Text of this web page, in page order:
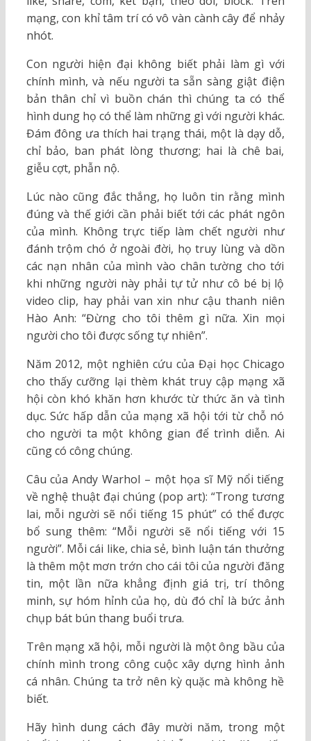
mạng, con khỉ tâm trí có vô vàn cành cây để nhảy
nhót.
Con người hiện đại không biết phải làm gì với
chính mình, và nếu người ta sẵn sàng giật điện
bản thân chỉ vì buồn chán thì chúng ta có thể
hình dung họ có thể làm những gì với người khác.
Đám đông ưa thích hai trạng thái, một là dạy dỗ,
chỉ bảo, ban phát lòng thương; hai là chê bai,
giễu cợt, phẫn nộ.
Lúc nào cũng đắc thắng, họ luôn tin rằng mình
đúng và thế giới cần phải biết tới các phát ngôn
của mình. Không trực tiếp làm chết người như
đánh trộm chó ở ngoài đời, họ truy lùng và dồn
các nạn nhân của mình vào chân tường cho tới
khi những người này phải tự tử như cô bé bị lộ
video clip, hay phải van xin như cậu thanh niên
Hào Anh: “Đừng cho tôi thêm gì nữa. Xin mọi
người cho tôi được sống tự nhiên”.
Năm 2012, một nghiên cứu của Đại học Chicago
cho thấy cưỡng lại thèm khát truy cập mạng xã
hội còn khó khăn hơn khước từ thức ăn và tình
dục. Sức hấp dẫn của mạng xã hội tới từ chỗ nó
cho người ta một không gian để trình diễn. Ai
cũng có công chúng.
Câu của Andy Warhol – một họa sĩ Mỹ nổi tiếng
về nghệ thuật đại chúng (pop art): “Trong tương
lai, mỗi người sẽ nổi tiếng 15 phút” có thể được
bổ sung thêm: “Mỗi người sẽ nổi tiếng với 15
người”. Mỗi cái like, chia sẻ, bình luận tán thưởng
là thêm một mơn trớn cho cái tôi của người đăng
tin, một lần nữa khẳng định giá trị, trí thông
minh, sự hóm hỉnh của họ, dù đó chỉ là bức ảnh
chụp bát bún thang buổi trưa.
Trên mạng xã hội, mỗi người là một ông bầu của
chính mình trong công cuộc xây dựng hình ảnh
cá nhân. Chúng ta trở nên kỳ quặc mà không hề
biết.
Hãy hình dung cách đây mười năm, trong một